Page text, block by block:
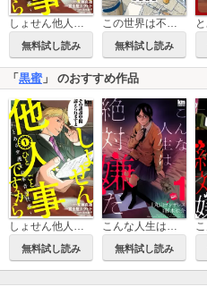
無料試し読み
この世界は不完全すぎる
無料試し読み
「 黒蜜」 のおすすめ作品
無料試し読み 無料試し読み